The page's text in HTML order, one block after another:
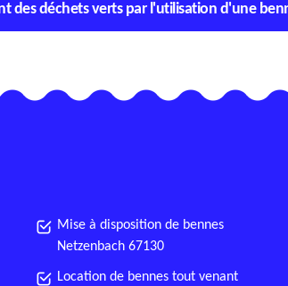
des déchets verts par l'utilisation d'une
Mise à disposition de bennes
Netzenbach 67130
Location de bennes tout venant